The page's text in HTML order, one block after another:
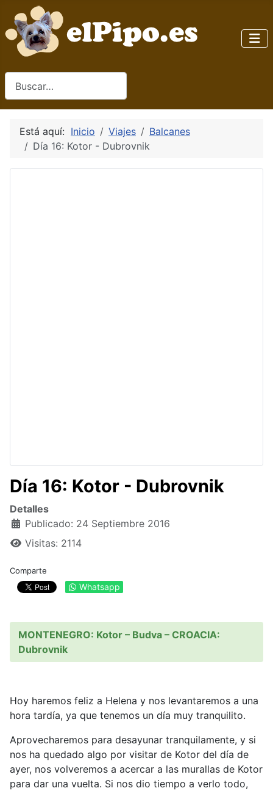
Está aquí: Inicio Viajes
Balcanes
Día 16: Kotor - Dubrovnik
Día 16: Kotor - Dubrovnik
Detalles
Publicado: 24 Septiembre 2016
Visitas: 2114
Comparte
Whatsapp
MONTENEGRO: Kotor – Budva – CROACIA:
Dubrovnik
Hoy haremos feliz a Helena y nos levantaremos a una
hora tardía, ya que tenemos un día muy tranquilito.
Aprovecharemos para desayunar tranquilamente, y si
nos ha quedado algo por visitar de Kotor del día de
ayer, nos volveremos a acercar a las murallas de Kotor
para dar una vuelta. Si nos dio tiempo a verlo todo,